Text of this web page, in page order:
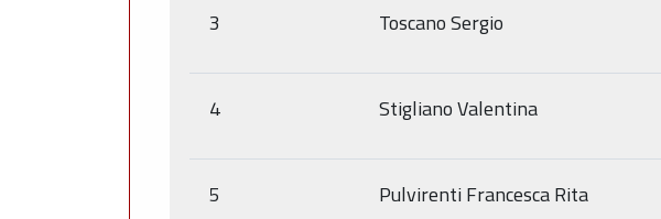
3 Toscano Sergio
4 Stigliano Valentina
5 Pulvirenti Francesca Rita